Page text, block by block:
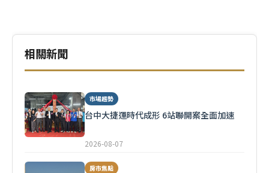
相關新聞
市場趨勢
台中大捷運時代成形 6站聯開案全面加速
2026-08-07
房市焦點